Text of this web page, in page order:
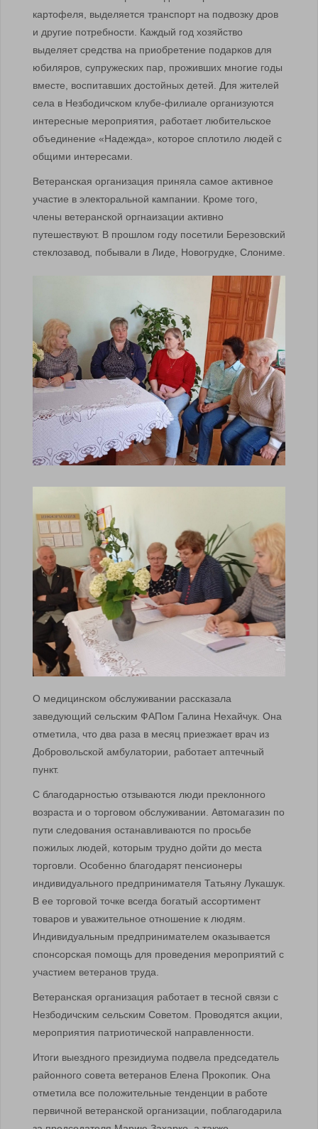
картофеля, выделяется транспорт на подвозку дров
и другие потребности. Каждый год хозяйство
выделяет средства на приобретение подарков для
юбиляров, супружеских пар, проживших многие годы
вместе, воспитавших достойных детей. Для жителей
села в Незбодичском клубе-филиале организуются
интересные мероприятия, работает любительское
объединение «Надежда», которое сплотило людей с
общими интересами.
Ветеранская организация приняла самое активное
участие в электоральной кампании. Кроме того,
члены ветеранской оргнаизации активно
путешествуют. В прошлом году посетили Березовский
стеклозавод, побывали в Лиде, Новогрудке, Слониме.
О медицинском обслуживании рассказала
заведующий сельским ФАПом Галина Нехайчук. Она
отметила, что два раза в месяц приезжает врач из
Добровольской амбулатории, работает аптечный
пункт.
С благодарностью отзываются люди преклонного
возраста и о торговом обслуживании. Автомагазин по
пути следования останавливаются по просьбе
пожилых людей, которым трудно дойти до места
торговли. Особенно благодарят пенсионеры
индивидуального предпринимателя Татьяну Лукашук.
В ее торговой точке всегда богатый ассортимент
товаров и уважительное отношение к людям.
Индивидуальным предпринимателем оказывается
спонсорская помощь для проведения мероприятий с
участием ветеранов труда.
Ветеранская организация работает в тесной связи с
Незбодичским сельским Советом. Проводятся акции,
мероприятия патриотической направленности.
Итоги выездного президиума подвела председатель
районного совета ветеранов Елена Прокопик. Она
отметила все положительные тенденции в работе
первичной ветеранской организации, поблагодарила